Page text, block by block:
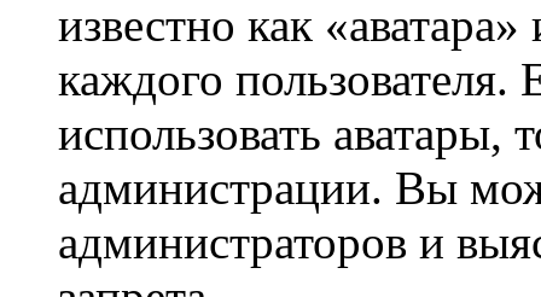
известно как
каждого
использовать аватары,
администрации. Вы
администраторов и